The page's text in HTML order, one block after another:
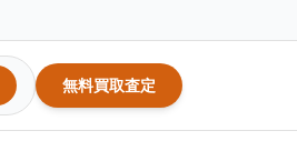
無料買取査定